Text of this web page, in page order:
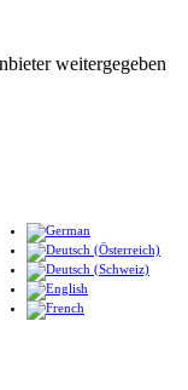
weitergegeben